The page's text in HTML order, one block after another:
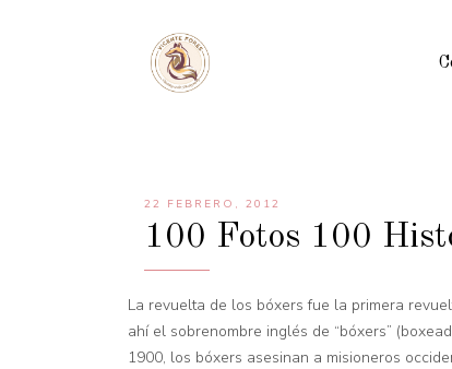
22 FEBRERO, 2012
100 Fotos 100
La revuelta de los bóxers fue la primera
ahí el sobrenombre inglés de “bóxers”
1900, los bóxers asesinan a misioneros